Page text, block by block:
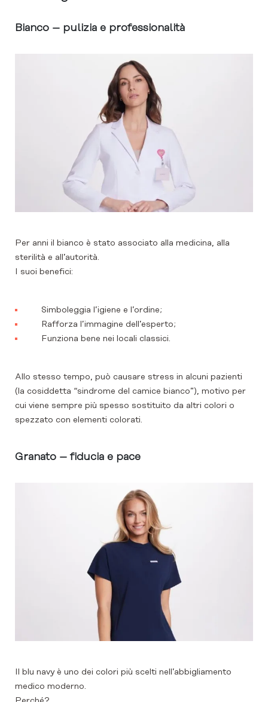
Bianco – pulizia e professionalità
Per anni il bianco è stato associato alla medicina, alla
sterilità e all’autorità.
I suoi benefici:
Simboleggia l’igiene e l’ordine;
Rafforza l’immagine dell’esperto;
Funziona bene nei locali classici.
Allo stesso tempo, può causare stress in alcuni pazienti
(la cosiddetta “sindrome del camice bianco”), motivo per
cui viene sempre più spesso sostituito da altri colori o
spezzato con elementi colorati.
Granato – fiducia e pace
Il blu navy è uno dei colori più scelti nell’abbigliamento
medico moderno.